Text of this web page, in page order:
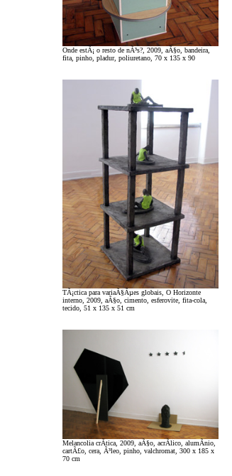
Onde estÃ¡ o resto de nÃ³s?, 2009, aÃ§o, bandeira,
fita, pinho, pladur, poliuretano, 70 x 135 x 90
TÃ¡ctica para variaÃ§Ãµes globais, O Horizonte
interno, 2009, aÃ§o, cimento, esferovite, fita-cola,
tecido, 51 x 135 x 51 cm
Melancolia crÃ­tica, 2009, aÃ§o, acrÃ­lico, alumÃ­nio,
cartÃ£o, cera, Ã³leo, pinho, valchromat, 300 x 185 x
70 cm